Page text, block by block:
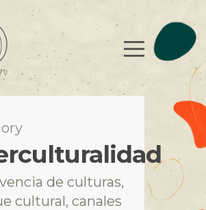
de culturas,
cultural, canales